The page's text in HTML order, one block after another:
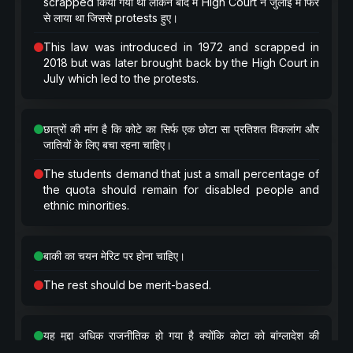
से लाया था जिससे protests हुए।
This law was introduced in 1972 and scrapped in
2018 but was later brought back by the High Court in
July which led to the protests.
छात्रों की मांग है कि कोटे का सिर्फ एक छोटा सा प्रतिशत विकलांग और
जातियों के लिए बचा रहना चाहिए।
The students demand that just a small percentage of
the quota should remain for disabled people and
ethnic minorities.
बाकी का चयन मेरिट पर होना चाहिए।
The rest should be merit-based.
यह मुद्दा अधिक राजनीतिक हो गया है क्योंकि कोटा को बांग्लादेश की